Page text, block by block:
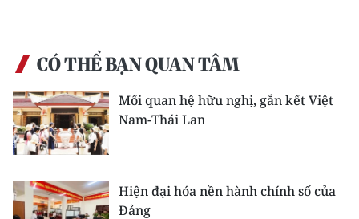
CÓ THỂ BẠN QUAN TÂM
Mối quan hệ hữu nghị, gắn kết Việt
Nam-Thái Lan
Hiện đại hóa nền hành chính số của
Đảng